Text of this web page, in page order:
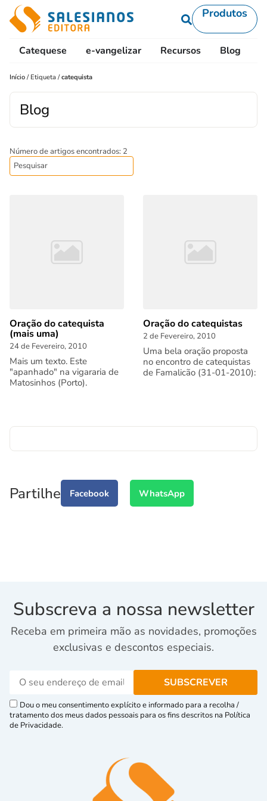
Produtos
Catequese e-vangelizar Recursos Blog
Início / Etiqueta /catequista
Blog
Número de artigos encontrados: 2
Oração do catequista
(mais uma)
24 de Fevereiro, 2010
Mais um texto. Este
"apanhado" na vigararia de
Matosinhos (Porto).
Oração do catequistas
2 de Fevereiro, 2010
Uma bela oração proposta
no encontro de catequistas
de Famalicão (31-01-2010):
Partilhe Facebook WhatsApp
Subscreva a nossa newsletter
Receba em primeira mão as novidades, promoções
exclusivas e descontos especiais.
Dou o meu consentimento explícito e informado para a recolha /
tratamento dos meus dados pessoais para os fins descritos na Política
de Privacidade.